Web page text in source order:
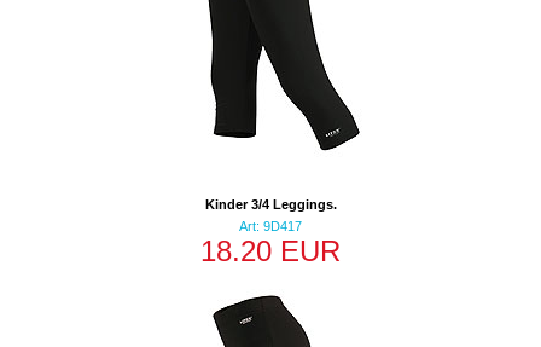
Kinder 3/4 Leggings.
Art: 9D417
18.20 EUR